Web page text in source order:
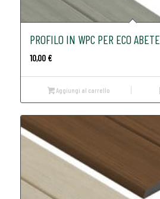
PROFILO IN WPC PER ECO ABETE
10,00 €
Aggiungi al carrello